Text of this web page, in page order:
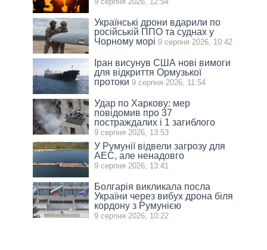
Українські дрони вдарили по
російській ППО та суднах у
Чорному морі 9 серпня 2026, 10:42
Іран висунув США нові вимоги
для відкриття Ормузької
протоки 9 серпня 2026, 11:54
Удар по Харкову: мер
повідомив про 37
постраждалих і 1 загиблого
9 серпня 2026, 13:53
У Румунії відвели загрозу для
АЕС, але ненадовго
9 серпня 2026, 13:41
Болгарія викликала посла
України через вибух дрона біля
кордону з Румунією
9 серпня 2026, 10:22